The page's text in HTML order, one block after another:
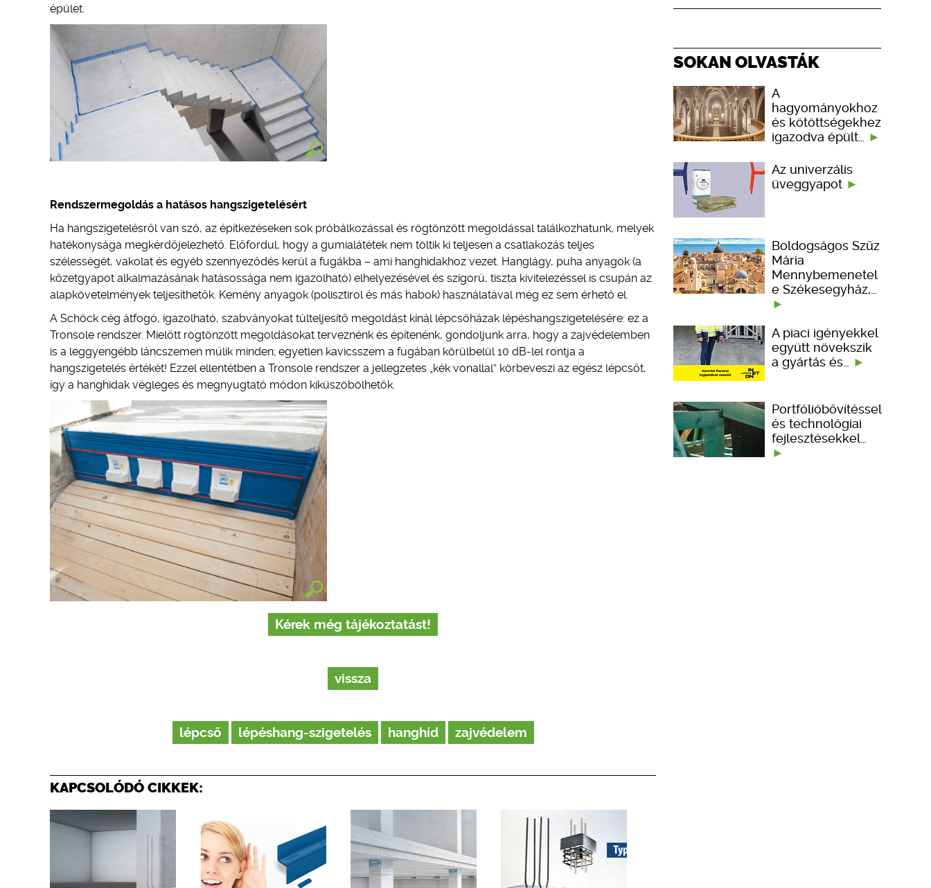
épület.
Rendszermegoldás a hatásos hangszigetelésért
Ha hangszigetelésről van szó, az építkezéseken sok próbálkozással és rögtönzött megoldással találkozhatunk, melyek
hatékonysága megkérdőjelezhető. Előfordul, hogy a gumialátétek nem töltik ki teljesen a csatlakozás teljes
szélességét, vakolat és egyéb szennyeződés kerül a fugákba – ami hanghidakhoz vezet. Hanglágy, puha anyagok (a
kőzetgyapot alkalmazásának hatásossága nem igazolható) elhelyezésével és szigorú, tiszta kivitelezéssel is csupán az
alapkövetelmények teljesíthetők. Kemény anyagok (polisztirol és más habok) használatával még ez sem érhető el.
A Schöck cég átfogó, igazolható, szabványokat túlteljesítő megoldást kínál lépcsőházak lépéshangszigetelésére: ez a
Tronsole rendszer. Mielőtt rögtönzött megoldásokat terveznénk és építenénk, gondoljunk arra, hogy a zajvédelemben
is a leggyengébb láncszemen múlik minden; egyetlen kavicsszem a fugában körülbelül 10 dB-lel rontja a
hangszigetelés értékét! Ezzel ellentétben a Tronsole rendszer a jellegzetes „kék vonallal” körbeveszi az egész lépcsőt,
így a hanghidak végleges és megnyugtató módon kiküszöbölhetők.
Kérek még tájékoztatást!
vissza
lépcső lépéshang-szigetelés hanghíd zajvédelem
KAPCSOLÓDÓ CIKKEK:
SOKAN OLVASTÁK
A
hagyományokhoz
és kötöttségekhez
igazodva épült…
Az univerzális
üveggyapot
Boldogságos Szűz
Mária
Mennybemenetel
e Székesegyház,…
A piaci igényekkel
együtt növekszik
a gyártás és…
Portfólióbővítéssel
és technológiai
fejlesztésekkel…